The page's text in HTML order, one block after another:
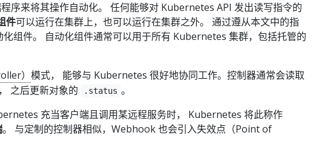
序来将其操作自动化。 任何能够对 Kubernetes API 发出读写指令的
件可以运行在集群上，也可以运行在集群之外。 通过遵从本文中的指
组件。 自动化组件通常可以用于所有 Kubernetes 集群，包括托管的
） 模式， 能够与 Kubernetes 很好地协同工作。控制器通常会读取
之后更新对象的 .status 。
充当客户端且调用某远程服务时， Kubernetes 将此称作
。 与定制的控制器相似，Webhook 也会引入失效点（Point of